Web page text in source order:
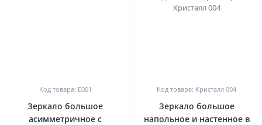
Код товара: E001
Зеркало большое
асимметричное с
Код товара: Кристалл 004
Зеркало большое
напольное и настенное в